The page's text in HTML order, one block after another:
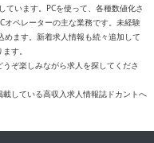
ています。PCを使って、各種数値化さ
オペレーターの主な業務です。未経験
めます。新着求人情報も続々追加して
す。
ぞ楽しみながら求人を探してくださ
している高収入求人情報誌ドカントへ